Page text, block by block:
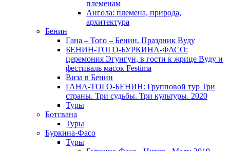
племенам
Ангола: племена, природа,
архитектура
Бенин
Гана – Того – Бенин. Праздник Вуду
БЕНИН-ТОГО-БУРКИНА-ФАСО:
церемония Эгунгун, в гости к жрице Вуду и
фестиваль масок Festima
Виза в Бенин
ГАНА-ТОГО-БЕНИН: Групповой тур Три
страны. Три судьбы. Три культуры. 2020
Туры
Ботсвана
Туры
Буркина-Фасо
Туры